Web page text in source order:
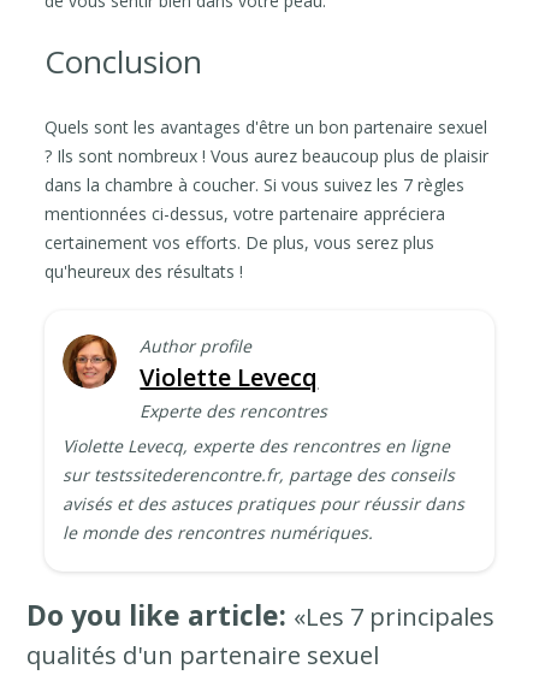
Conclusion
Quels sont les avantages d'être un bon partenaire sexuel
? Ils sont nombreux ! Vous aurez beaucoup plus de plaisir
dans la chambre à coucher. Si vous suivez les 7 règles
mentionnées ci-dessus, votre partenaire appréciera
certainement vos efforts. De plus, vous serez plus
qu'heureux des résultats !
Author profile
Violette Levecq
Experte des rencontres
Violette Levecq, experte des rencontres en ligne
sur testssitederencontre.fr, partage des conseils
avisés et des astuces pratiques pour réussir dans
le monde des rencontres numériques.
Do you like article: «Les 7 principales
qualités d'un partenaire sexuel